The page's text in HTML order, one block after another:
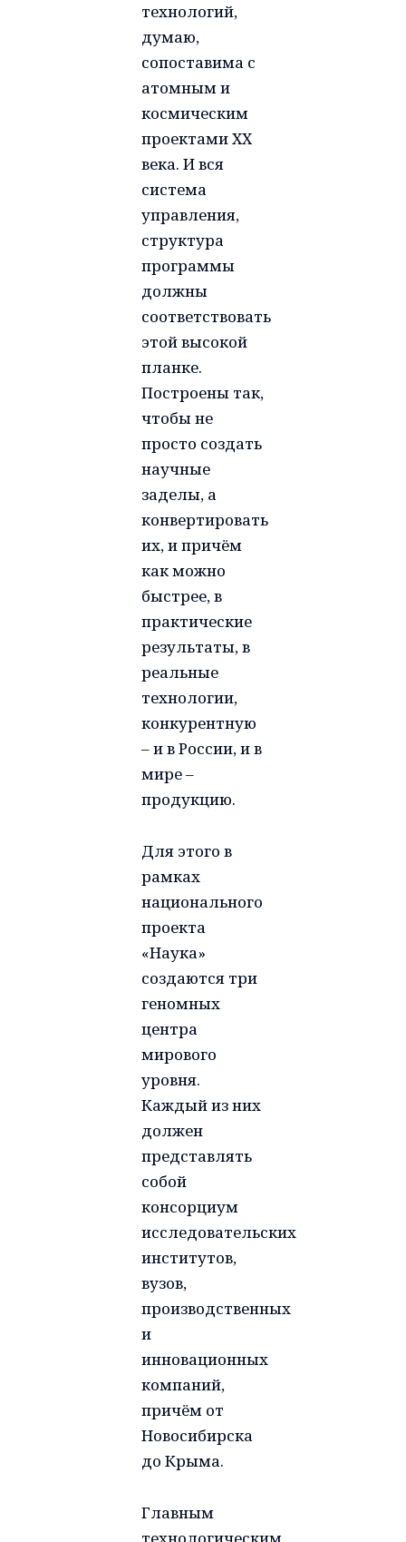
технологий,
думаю,
сопоставима с
атомным и
космическим
проектами ХХ
века. И вся
система
управления,
структура
программы
должны
соответствовать
этой высокой
планке.
Построены так,
чтобы не
просто создать
научные
заделы, а
конвертировать
их, и причём
как можно
быстрее, в
практические
результаты, в
реальные
технологии,
конкурентную
– и в России, и в
мире –
продукцию.
Для этого в
рамках
национального
проекта
«Наука»
создаются три
геномных
центра
мирового
уровня.
Каждый из них
должен
представлять
собой
консорциум
исследовательских
институтов,
вузов,
производственных
и
инновационных
компаний,
причём от
Новосибирска
до Крыма.
Главным